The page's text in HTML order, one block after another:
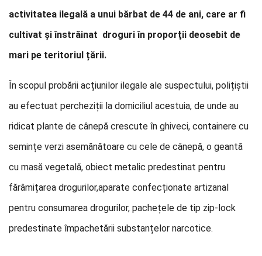
activitatea ilegală a unui bărbat de 44 de ani, care ar fi
cultivat și înstrăinat droguri în proporţii deosebit de
mari pe teritoriul țării.
În scopul probării acțiunilor ilegale ale suspectului, polițiștii
au efectuat percheziții la domiciliul acestuia, de unde au
ridicat plante de cânepă crescute în ghiveci, containere cu
semințe verzi asemănătoare cu cele de cânepă, o geantă
cu masă vegetală, obiect metalic predestinat pentru
fărâmițarea drogurilor,aparate confecționate artizanal
pentru consumarea drogurilor, pachețele de tip zip-lock
predestinate împachetării substanțelor narcotice.